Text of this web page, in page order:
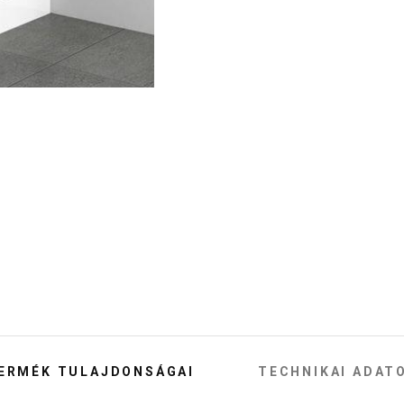
TULAJDONSÁGAI TECHNIKAI